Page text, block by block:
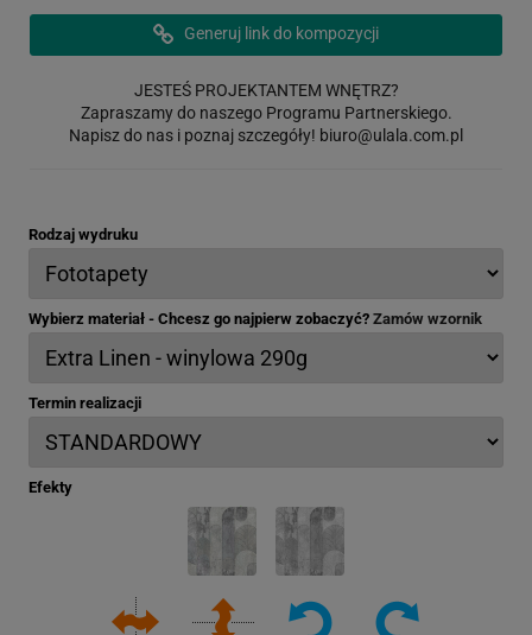
Generuj link do kompozycji
JESTEŚ PROJEKTANTEM WNĘTRZ?
Zapraszamy do naszego Programu Partnerskiego.
Napisz do nas i poznaj szczegóły! biuro@ulala.com.pl
Rodzaj wydruku
Wybierz materiał - Chcesz go najpierw zobaczyć? Zamów wzornik
Termin realizacji
Efekty